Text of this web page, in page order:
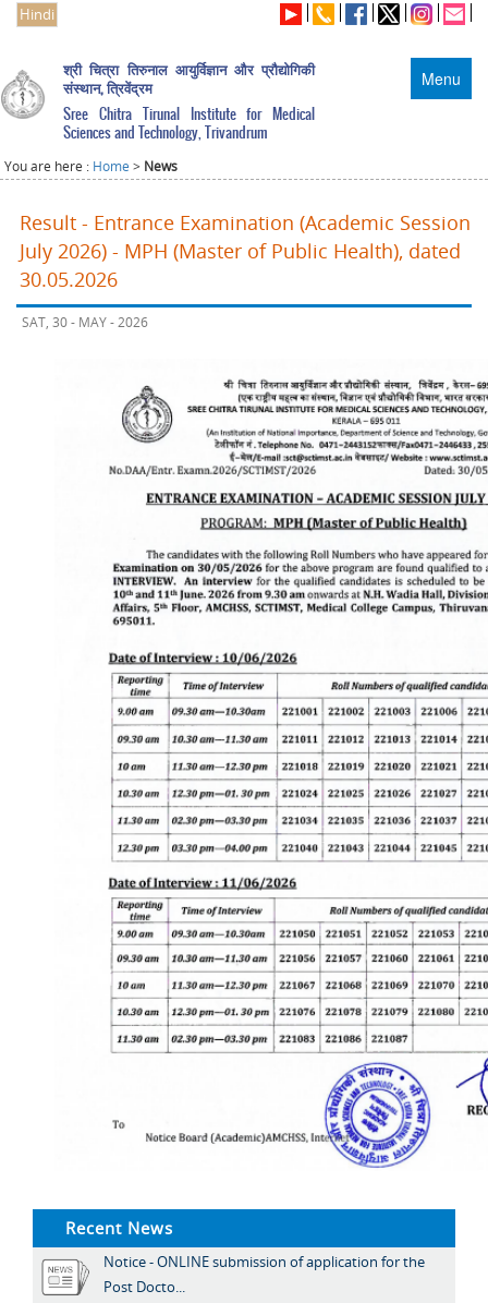
Hindi
Menu
श्री चित्रा तिरुनाल आयुर्विज्ञान और प्रौद्योगिकी
संस्थान, त्रिवेंद्रम
Sree Chitra Tirunal Institute for Medical
Sciences and Technology, Trivandrum
You are here : Home > News
Result - Entrance Examination (Academic Session
July 2026) - MPH (Master of Public Health), dated
30.05.2026
SAT, 30 - MAY - 2026
Recent News
Notice - ONLINE submission of application for the
Post Docto...